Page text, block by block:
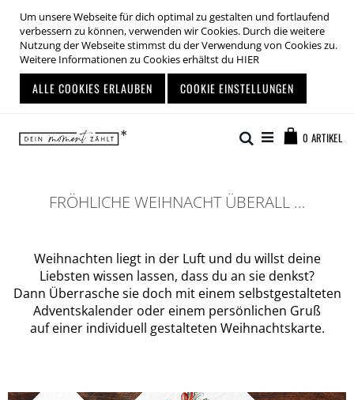
Um unsere Webseite für dich optimal zu gestalten und fortlaufend
verbessern zu können, verwenden wir Cookies. Durch die weitere
Nutzung der Webseite stimmst du der Verwendung von Cookies zu.
Weitere Informationen zu Cookies erhältst du HIER
ALLE COOKIES ERLAUBEN COOKIE EINSTELLUNGEN
Inhalt
springen
0 ARTIKEL
Suche
FRÖHLICHE WEIHNACHT ÜBERALL …
Weihnachten liegt in der Luft und du willst deine
Liebsten wissen lassen, dass du an sie denkst?
Dann Überrasche sie doch mit einem selbstgestalteten
Adventskalender oder einem persönlichen Gruß
auf einer individuell gestalteten Weihnachtskarte.